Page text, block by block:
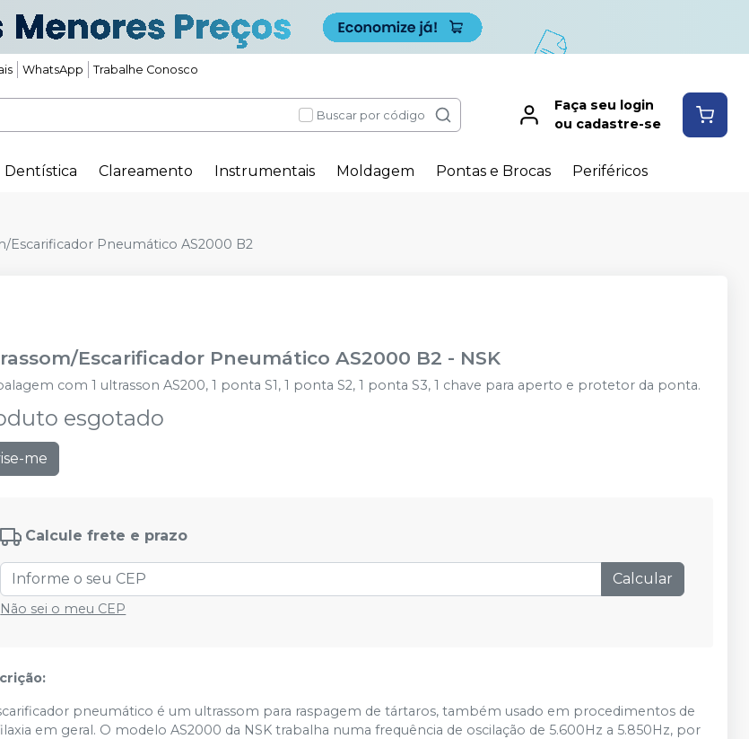
WhatsApp Trabalhe Conosco
Buscar por código
Faça seu login
ou cadastre-se
Dentística Clareamento Instrumentais Moldagem Pontas e Brocas Periféricos
Escarificador Pneumático AS2000 B2
Escarificador Pneumático AS2000 B2 - NSK
com 1 ultrasson AS200, 1 ponta S1, 1 ponta S2, 1 ponta S3, 1 chave para aperto e protetor da ponta.
esgotado
me
Calcule frete e prazo
Calcular
Não sei o meu CEP
pneumático é um ultrassom para raspagem de tártaros, também usado em procedimentos de
em geral. O modelo AS2000 da NSK trabalha numa frequência de oscilação de 5.600Hz a 5.850Hz, por